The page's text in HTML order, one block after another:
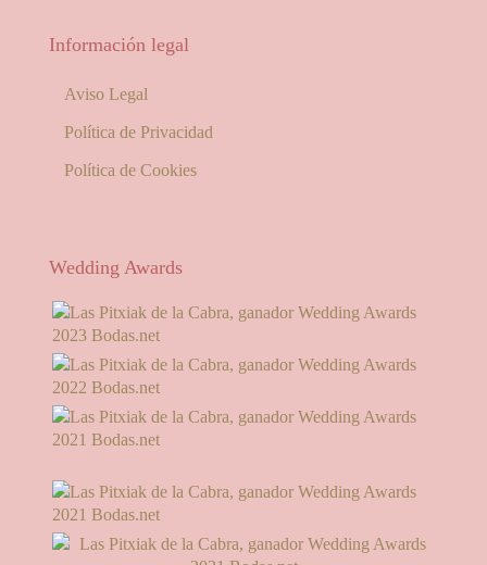
Información legal
Aviso Legal
Política de Privacidad
Política de Cookies
Wedding Awards